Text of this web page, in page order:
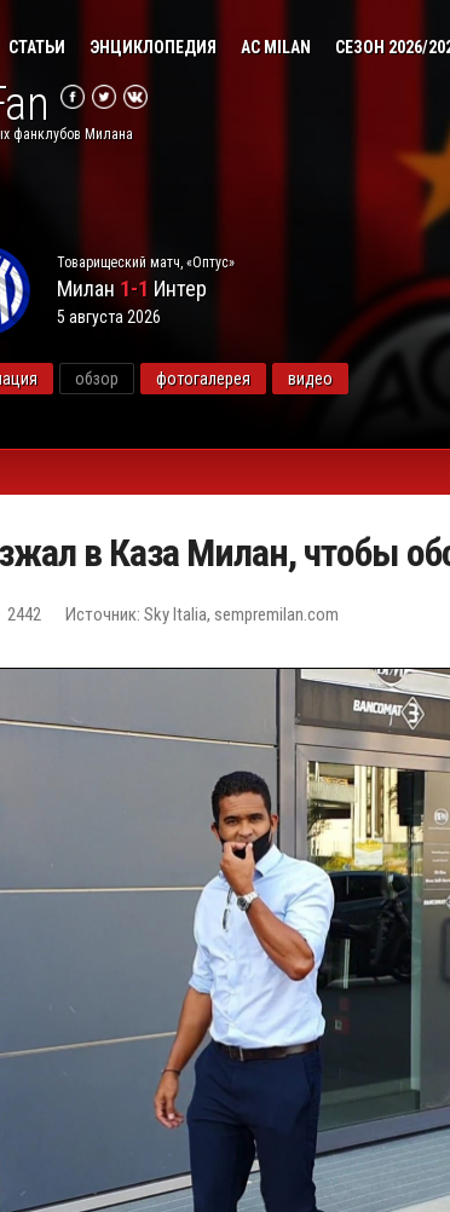
СТАТЬИ ЭНЦИКЛОПЕДИЯ AC MILAN СЕЗОН 2026/
фанклубов Милана
Товарищеский матч, «Оптус»
Милан 1-1 Интер
5 августа 2026
обзор фотогалерея видео
в Каза Милан, чтобы
2442 Источник: Sky Italia, sempremilan.com